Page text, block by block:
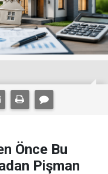
Önce Bu
Pişman